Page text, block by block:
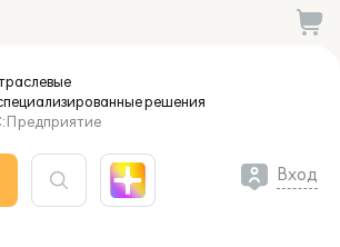
решения
Вход